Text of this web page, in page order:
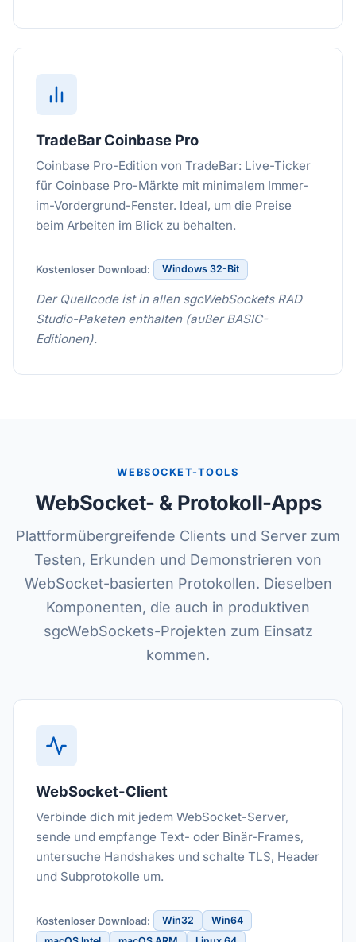
TradeBar Coinbase Pro
Coinbase Pro-Edition von TradeBar: Live-Ticker
für Coinbase Pro-Märkte mit minimalem Immer-
im-Vordergrund-Fenster. Ideal, um die Preise
beim Arbeiten im Blick zu behalten.
Kostenloser Download: Windows 32-Bit
Der Quellcode ist in allen sgcWebSockets RAD
Studio-Paketen enthalten (außer BASIC-
Editionen).
WEBSOCKET-TOOLS
WebSocket- & Protokoll-Apps
Plattformübergreifende Clients und Server zum
Testen, Erkunden und Demonstrieren von
WebSocket-basierten Protokollen. Dieselben
Komponenten, die auch in produktiven
sgcWebSockets-Projekten zum Einsatz
kommen.
WebSocket-Client
Verbinde dich mit jedem WebSocket-Server,
sende und empfange Text- oder Binär-Frames,
untersuche Handshakes und schalte TLS, Header
und Subprotokolle um.
Kostenloser Download: Win32
Win64